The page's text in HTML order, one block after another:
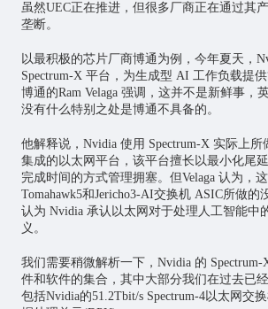
虽然UEC正在推进，但很多厂商正在通过其
垄断。
以最积极的芯片厂商博通为例，今年夏天，
Spectrum-X 平台，为生成型 AI 工作负载提
博通的Ram Velaga 强调，这并不是新鲜事，
没有什么特别之处是博通不具备的。
他解释说，Nvidia 使用 Spectrum-X 实际上
集成的以太网平台，该平台擅长以最小化尾
完成时间的方式管理拥塞。但Velaga 认为，
Tomahawk5和Jericho3-AI交换机 ASIC所做的
认为 Nvidia 承认以太网对于处理人工智能中
义。
我们需要稍微解析一下，Nvidia 的
件和软件的集合，其中大部分我们在过去已
包括Nvidia的51.2Tbit/s Spectrum-4以太网交